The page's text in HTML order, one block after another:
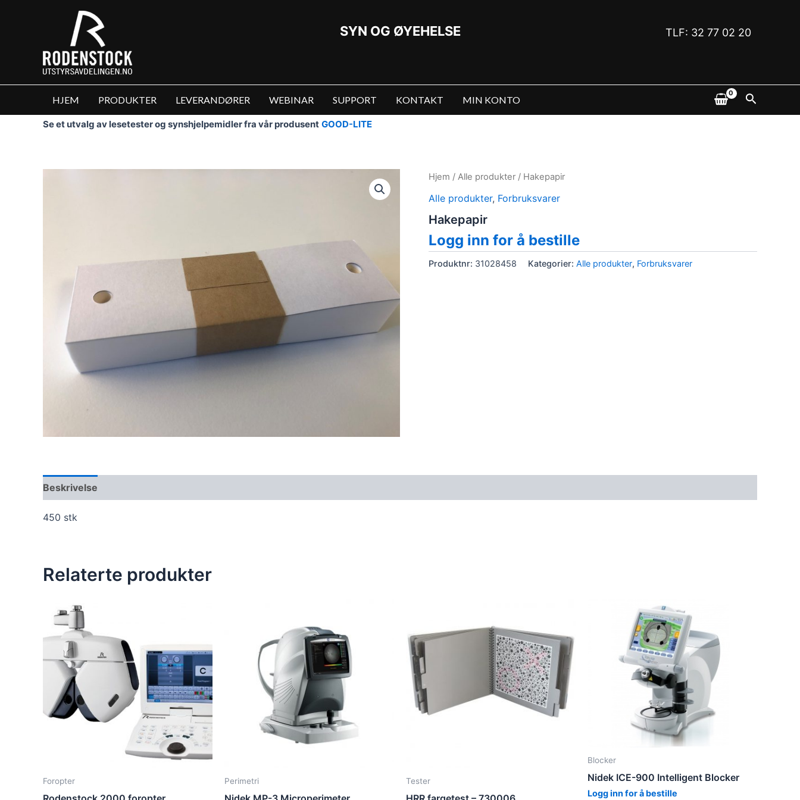
SYN OG ØYEHELSE TLF: 32 77 02 20
HJEM PRODUKTER LEVERANDØRER WEBINAR SUPPORT KONTAKT MIN KONTO Søk
Se et utvalg av lesetester og synshjelpemidler fra vår produsent GOOD-LITE
Hjem / Alle produkter / Hakepapir
Alle produkter, Forbruksvarer
Hakepapir
Logg inn for å bestille
Produktnr: 31028458 Kategorier: Alle produkter, Forbruksvarer
Beskrivelse
450 stk
Relaterte produkter
Foropter Perimetri Tester
Blocker
Nidek ICE-900 Intelligent Blocker
Logg inn for å bestille